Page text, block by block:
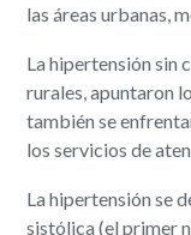
las áreas urbanas,
La hipertensión sin
rurales, apuntaron
también se
los servicios de
La hipertensión se
sistólica (el primer